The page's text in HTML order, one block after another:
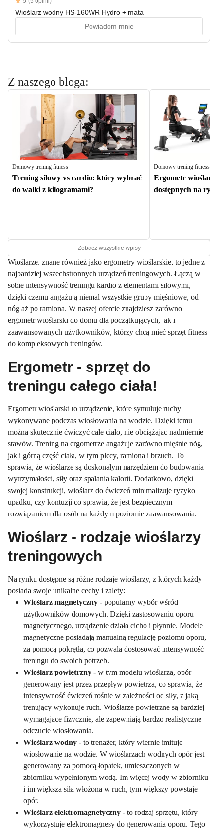
5 out of 5 stars
Wioślarz wodny HS-160WR Hydro + mata
Powiadom mnie
Z naszego bloga:
Domowy trening fitness
Trening siłowy vs cardio: który wybrać
do walki z kilogramami?
Domowy trening fitness
Ergometr
dostępnych na
Zobacz wszystkie wpisy
Wioślarze, znane również jako ergometry wioślarskie, to jedne z
najbardziej wszechstronnych urządzeń treningowych. Łączą w
sobie intensywność treningu kardio z elementami siłowymi,
dzięki czemu angażują niemal wszystkie grupy mięśniowe, od
nóg aż po ramiona. W naszej ofercie znajdziesz zarówno
ergometr wioślarski do domu dla początkujących, jak i
zaawansowanych użytkowników, którzy chcą mieć sprzęt fitness
do kompleksowych treningów.
Ergometr - sprzęt do
treningu całego ciała!
Ergometr wioślarski to urządzenie, które symuluje ruchy
wykonywane podczas wiosłowania na wodzie. Dzięki temu
można skutecznie ćwiczyć całe ciało, nie obciążając nadmiernie
stawów. Trening na ergometrze angażuje zarówno mięśnie nóg,
jak i górną część ciała, w tym plecy, ramiona i brzuch. To
sprawia, że wioślarze są doskonałym narzędziem do budowania
wytrzymałości, siły oraz spalania kalorii. Dodatkowo, dzięki
swojej konstrukcji, wioślarz do ćwiczeń minimalizuje ryzyko
upadku, czy kontuzji co sprawia, że jest bezpiecznym
rozwiązaniem dla osób na każdym poziomie zaawansowania.
Wioślarz - rodzaje wioślarzy
treningowych
Na rynku dostępne są różne rodzaje wioślarzy, z których każdy
posiada swoje unikalne cechy i zalety:
Wioślarz magnetyczny - popularny wybór wśród
użytkowników domowych. Dzięki zastosowaniu oporu
magnetycznego, urządzenie działa cicho i płynnie. Modele
magnetyczne posiadają manualną regulację poziomu oporu,
za pomocą pokrętła, co pozwala dostosować intensywność
treningu do swoich potrzeb.
Wioślarz powietrzny - w tym modelu wioślarza, opór
generowany jest przez przepływ powietrza, co sprawia, że
intensywność ćwiczeń rośnie w zależności od siły, z jaką
trenujący wykonuje ruch. Wioślarze powietrzne są bardziej
wymagające fizycznie, ale zapewniają bardzo realistyczne
odczucie wiosłowania.
Wioślarz wodny - to trenażer, który wiernie imituje
wiosłowanie na wodzie. W wioślarzach wodnych opór jest
generowany za pomocą łopatek, umieszczonych w
zbiorniku wypełnionym wodą. Im więcej wody w zbiorniku
i im większa siła włożona w ruch, tym większy powstaje
opór.
Wioślarz elektromagnetyczny - to rodzaj sprzętu, który
wykorzystuje elektromagnesy do generowania oporu. Tego